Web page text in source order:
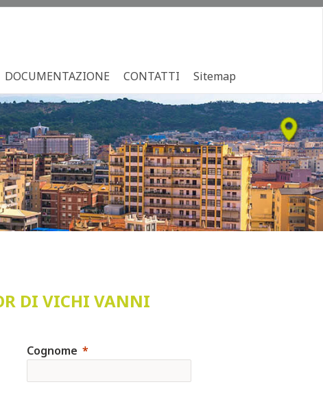
DOCUMENTAZIONE CONTATTI Sitemap
DI VICHI VANNI
Cognome